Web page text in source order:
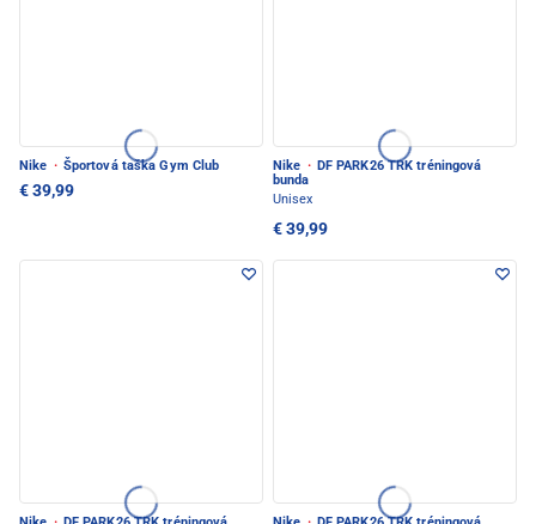
Nike · Športová taška Gym Club
€ 39,99
Nike · DF PARK26 TRK tréningová
bunda
Unisex
€ 39,99